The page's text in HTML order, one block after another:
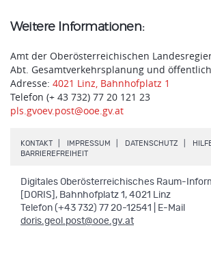
Weitere Informationen:
Amt der Oberösterreichischen
Abt. Gesamtverkehrsplanung und
Adresse: 4021 Linz, Bahnhofplatz 1
Telefon (+ 43 732) 77 20 121 23
pls.gvoev.post@ooe.gv.at
KONTAKT IMPRESSUM DATENSCHUTZ
BARRIEREFREIHEIT.
Digitales Oberösterreichisches Raum-
[DORIS], Bahnhofplatz 1, 4021 Linz
Telefon (+43 732) 77 20-12541 | E-Mail
doris.geol.post@ooe.gv.at